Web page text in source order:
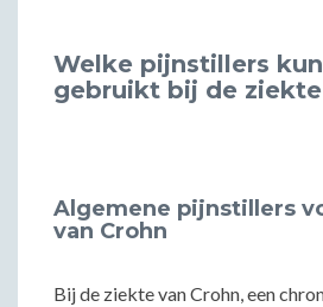
Welke pijnstillers
gebruikt bij de ziekte
Algemene pijnstillers
van Crohn
Bij de ziekte van Crohn, een